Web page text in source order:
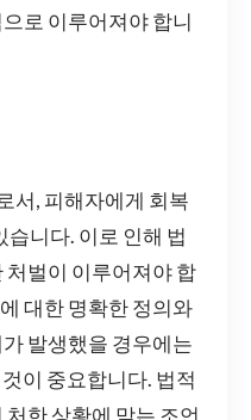
로 이루어져야 합니
서, 피해자에게 회복
습니다. 이로 인해 법
처벌이 이루어져야 합
대한 명확한 정의와
발생했을 경우에는
이 중요합니다. 법적
한 상황에 맞는 조언